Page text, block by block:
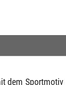
dem Sportmotiv